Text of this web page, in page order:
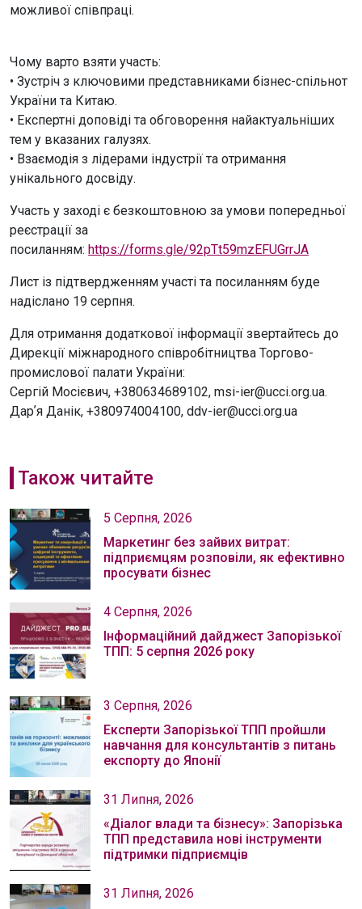
можливої співпраці.
Чому варто взяти участь:
• Зустріч з ключовими представниками бізнес-спільнот
України та Китаю.
• Експертні доповіді та обговорення найактуальніших
тем у вказаних галузях.
• Взаємодія з лідерами індустрії та отримання
унікального досвіду.
Участь у заході є безкоштовною за умови попередньої
реєстрації за
посиланням: https://forms.gle/92pTt59mzEFUGrrJA
Лист із підтвердженням участі та посиланням буде
надіслано 19 серпня.
Для отримання додаткової інформації звертайтесь до
Дирекції міжнародного співробітництва Торгово-
промислової палати України:
Сергій Мосієвич, +380634689102, msi-ier@ucci.org.ua.
Дарʼя Данік, +380974004100, ddv-ier@ucci.org.ua
Також читайте
5 Серпня, 2026
Маркетинг без зайвих витрат:
підприємцям розповіли, як ефективно
просувати бізнес
4 Серпня, 2026
Інформаційний дайджест Запорізької
ТПП: 5 серпня 2026 року
3 Серпня, 2026
Експерти Запорізької ТПП пройшли
навчання для консультантів з питань
експорту до Японії
31 Липня, 2026
«Діалог влади та бізнесу»: Запорізька
ТПП представила нові інструменти
підтримки підприємців
31 Липня, 2026